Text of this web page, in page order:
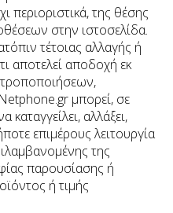
περιοριστικά, της θέσης
στην ιστοσελίδα.
τέτοιας αλλαγής ή
αποτελεί αποδοχή εκ
μπορεί, σε
αλλάξει,
επιμέρους λειτουργία
της
παρουσίασης ή
ή τιμής